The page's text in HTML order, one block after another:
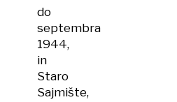
do
septembra
1944,
in
Staro
Sajmište,